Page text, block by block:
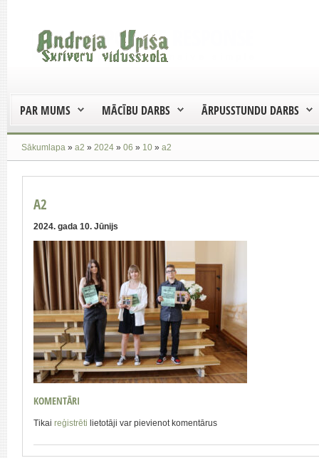
PAR MUMS MĀCĪBU DARBS ĀRPUSSTUNDU DARBS
Sākumlapa » a2 » 2024 » 06 » 10 » a2
A2
2024. gada 10. Jūnijs
KOMENTĀRI
Tikai reģistrēti lietotāji var pievienot komentārus